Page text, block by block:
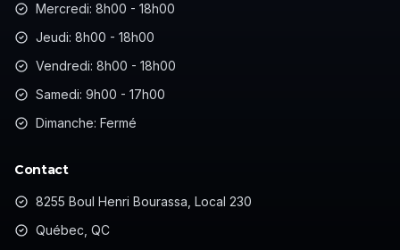
Mercredi: 8h00 - 18h00
Jeudi: 8h00 - 18h00
Vendredi: 8h00 - 18h00
Samedi: 9h00 - 17h00
Dimanche: Fermé
Contact
8255 Boul Henri Bourassa, Local 230
Québec, QC